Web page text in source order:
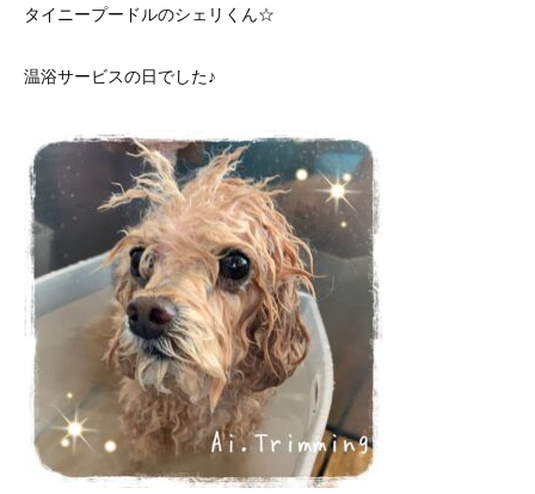
タイニープードルのシェリくん☆
温浴サービスの日でした♪